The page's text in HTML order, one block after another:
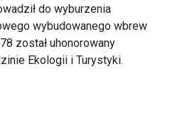
do wyburzenia
wybudowanego wbrew
został uhonorowany
Ekologii i Turystyki.